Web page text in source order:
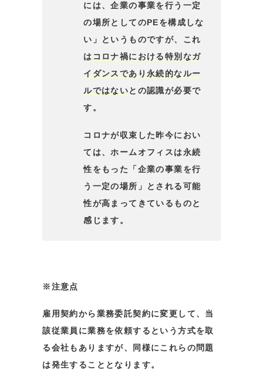
には、企業の事業を行う一定
の場所としてのPEを構成しな
い」というものですが、これ
は コロナ禍における特別なガ
イダンスであり永続的なルー
ルではないとの認識が必要で
す。
コロナが収束した昨今におい
ては、ホームオフィスは永続
性をもった「企業の事業を行
う一定の場所」とされる可能
性が高まってきているものと
感じます。
※注意点
雇用契約から業務委託契約に変更して、当
該従業員に業務を依頼するという方式を取
る会社もありますが、同様にこれらの問題
は発生することとなります。